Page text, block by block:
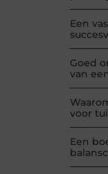
Een
Goed
van
voor
Een